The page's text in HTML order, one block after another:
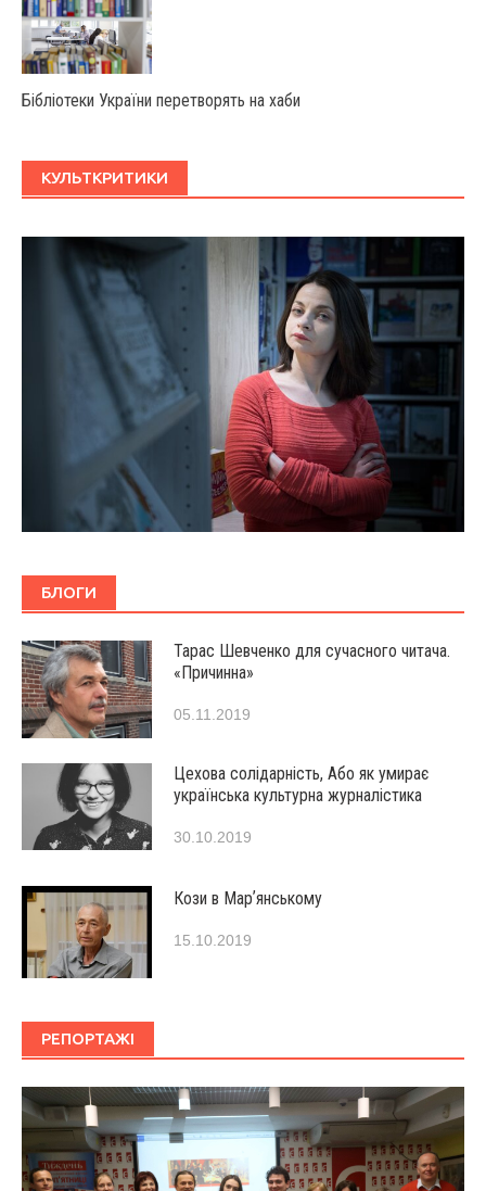
Бібліотеки України перетворять на хаби
КУЛЬТКРИТИКИ
БЛОГИ
Тарас Шевченко для сучасного читача.
«Причинна»
05.11.2019
Цехова солідарність, Або як умирає
українська культурна журналістика
30.10.2019
Кози в Марʼянському
15.10.2019
РЕПОРТАЖІ